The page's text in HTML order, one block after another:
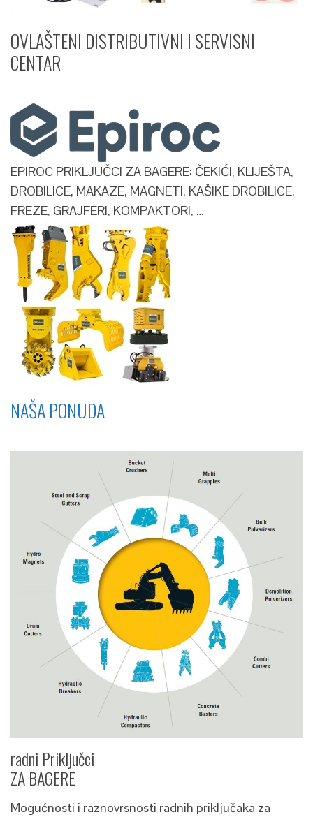
OVLAŠTENI DISTRIBUTIVNI I SERVISNI
CENTAR​
EPIROC PRIKLJUČCI ZA BAGERE: ČEKIĆI, KLIJEŠTA,
DROBILICE, MAKAZE, MAGNETI, KAŠIKE DROBILICE,
FREZE, GRAJFERI, KOMPAKTORI, …
NAŠA PONUDA
radni Priključci
ZA BAGERE
Mogućnosti i raznovrsnosti radnih priključaka za